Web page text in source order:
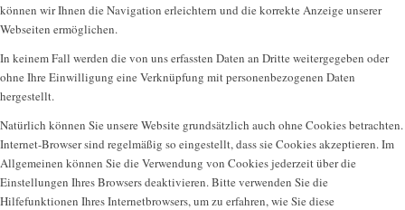
können wir Ihnen die Navigation erleichtern und die korrekte Anzeige unserer
Webseiten ermöglichen.
In keinem Fall werden die von uns erfassten Daten an Dritte weitergegeben oder
ohne Ihre Einwilligung eine Verknüpfung mit personenbezogenen Daten
hergestellt.
Natürlich können Sie unsere Website grundsätzlich auch ohne Cookies betrachten.
Internet-Browser sind regelmäßig so eingestellt, dass sie Cookies akzeptieren. Im
Allgemeinen können Sie die Verwendung von Cookies jederzeit über die
Einstellungen Ihres Browsers deaktivieren. Bitte verwenden Sie die
Hilfefunktionen Ihres Internetbrowsers, um zu erfahren, wie Sie diese